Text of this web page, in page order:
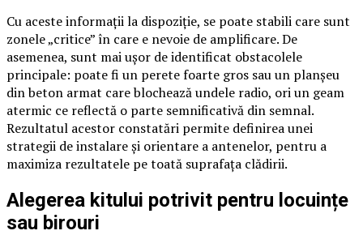
Cu aceste informații la dispoziție, se poate stabili care sunt
zonele „critice” în care e nevoie de amplificare. De
asemenea, sunt mai ușor de identificat obstacolele
principale: poate fi un perete foarte gros sau un planșeu
din beton armat care blochează undele radio, ori un geam
atermic ce reflectă o parte semnificativă din semnal.
Rezultatul acestor constatări permite definirea unei
strategii de instalare și orientare a antenelor, pentru a
maximiza rezultatele pe toată suprafața clădirii.
Alegerea kitului potrivit pentru locuințe
sau birouri